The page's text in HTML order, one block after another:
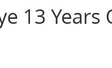
13 Years